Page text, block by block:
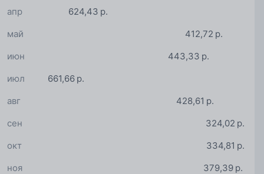
624,43 р.
апр
412,72 р.
май
443,33 р.
июн
661,66 р.
июл
428,61 р.
авг
324,02 р.
сен
334,81 р.
окт
379,39 р.
ноя